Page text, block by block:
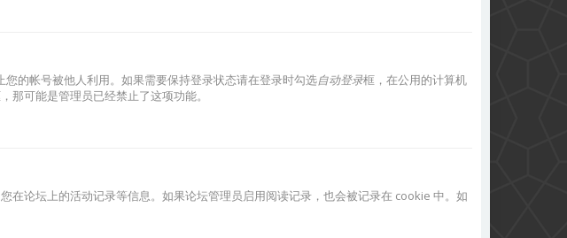
的帐号被他人利用。如果需要保持登录状态请在登录时勾选自动登录框，在公用的计算机
那可能是管理员已经禁止了这项功能。
论坛上的活动记录等信息。如果论坛管理员启用阅读记录，也会被记录在 cookie 中。如